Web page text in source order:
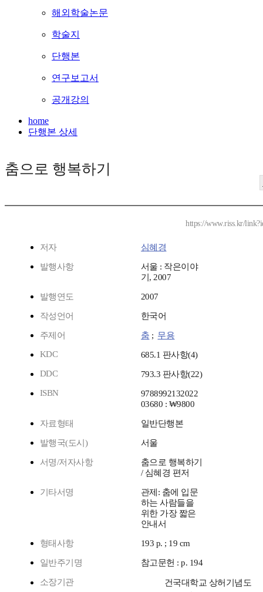
해외학술논문
학술지
단행본
연구보고서
공개강의
home
단행본 상세
춤으로 행복하기
https://www.riss.kr/
저자 심혜경
발행사항
서울 : 작은이야
기, 2007
발행연도 2007
작성언어 한국어
주제어 춤 ; 무용
KDC
685.1 판사항(4)
DDC
793.3 판사항(22)
ISBN
9788992132022
03680 : ₩9800
자료형태 일반단행본
발행국(도시) 서울
서명/저자사항
춤으로 행복하기
/ 심혜경 편저
기타서명
관제: 춤에 입문
하는 사람들을
위한 가장 짧은
안내서
형태사항 193 p. ; 19 cm
일반주기명 참고문헌 : p. 194
소장기관
건국대학교 상허기념도